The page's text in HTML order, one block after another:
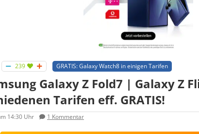
239 GRATIS: Galaxy Watch8 in einigen Tarifen
Galaxy Z Fold7 | Galaxy Z
Tarifen eff. GRATIS!
14:30 Uhr 1 Kommentar